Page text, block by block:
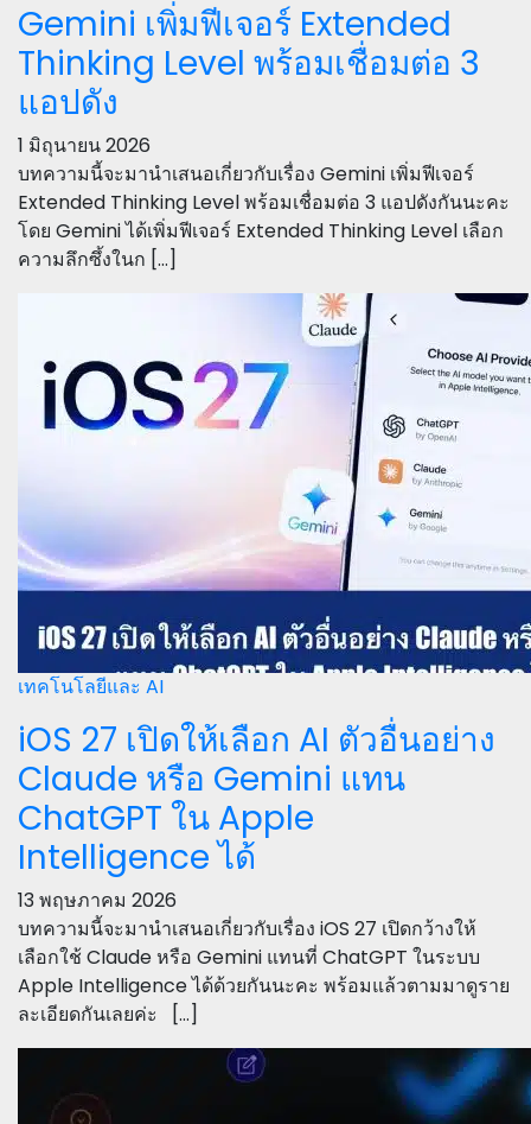
Gemini เพิ่มฟีเจอร์ Extended
Thinking Level พร้อมเชื่อมต่อ 3
แอปดัง
1 มิถุนายน 2026
บทความนี้จะมานำเสนอเกี่ยวกับเรื่อง Gemini เพิ่มฟีเจอร์
Extended Thinking Level พร้อมเชื่อมต่อ 3 แอปดังกันนะคะ
โดย Gemini ได้เพิ่มฟีเจอร์ Extended Thinking Level เลือก
ความลึกซึ้งในก […]
เทคโนโลยีและ AI
iOS 27 เปิดให้เลือก AI ตัวอื่นอย่าง
Claude หรือ Gemini แทน
ChatGPT ใน Apple
Intelligence ได้
13 พฤษภาคม 2026
บทความนี้จะมานำเสนอเกี่ยวกับเรื่อง iOS 27 เปิดกว้างให้
เลือกใช้ Claude หรือ Gemini แทนที่ ChatGPT ในระบบ
Apple Intelligence ได้ด้วยกันนะคะ พร้อมแล้วตามมาดูราย
ละเอียดกันเลยค่ะ […]